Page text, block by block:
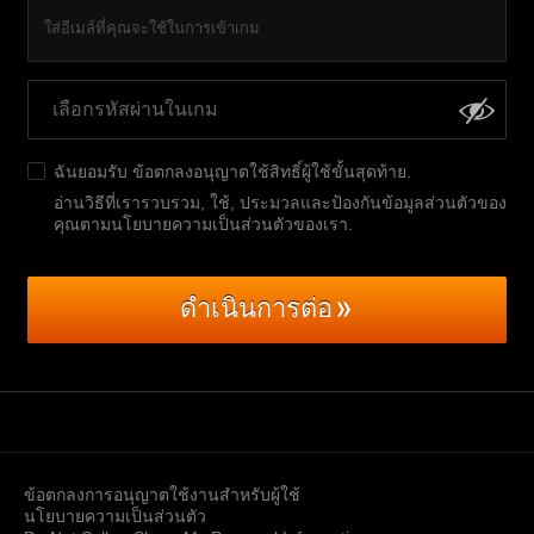
ใส่อีเมล์ที่คุณจะใช้ในการเข้าเกม
ฉันยอมรับ ข้อตกลงอนุญาตใช้สิทธิ์ผู้ใช้ขั้นสุดท้าย
อ่านวิธีที่เรารวบรวม, ใช้, ประมวลและป้องกันข้อมูลส่วนตัวของ
คุณตามนโยบายความเป็นส่วนตัวของเรา
ดำเนินการต่อ
ข้อตกลงการอนุญาตใช้งานสำหรับผู้ใช้
นโยบายความเป็นส่วนตัว